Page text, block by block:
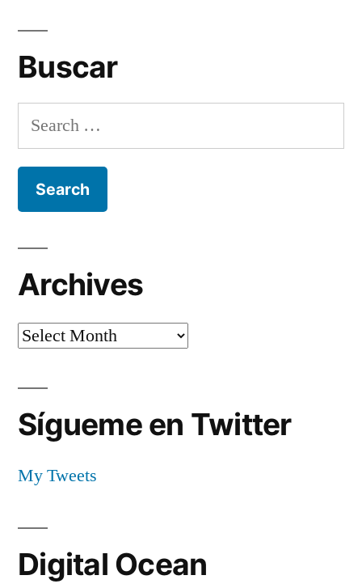
con
UDEMY
Buscar
Search
for:
Archives
Archives
Sígueme en Twitter
My Tweets
Digital Ocean